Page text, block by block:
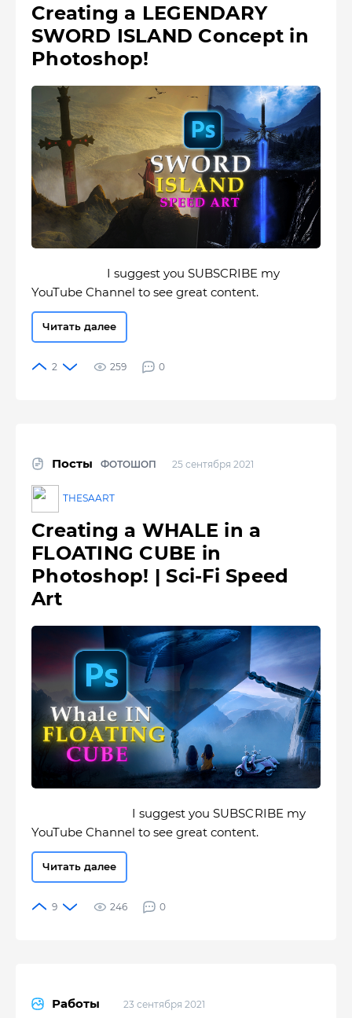
Creating a LEGENDARY
SWORD ISLAND Concept in
Photoshop!
I suggest you SUBSCRIBE my
YouTube Channel to see great content.
Читать далее
259 0
Посты ФОТОШОП 25 сентября 2021
THESAART
Creating a WHALE in a
FLOATING CUBE in
Photoshop! | Sci-Fi Speed ​​
Art
I suggest you SUBSCRIBE my
YouTube Channel to see great content.
Читать далее
246 0
Работы 23 сентября 2021